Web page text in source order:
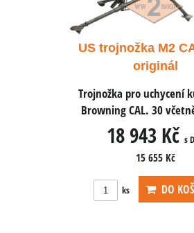
US trojnožka M2
originál
Trojnožka pro uchycení
Browning CAL. 30
18 943 Kč s
15 655 Kč
ks DO